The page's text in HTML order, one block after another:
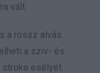
vált.
a rossz alvás
a szív- és
esélyét.